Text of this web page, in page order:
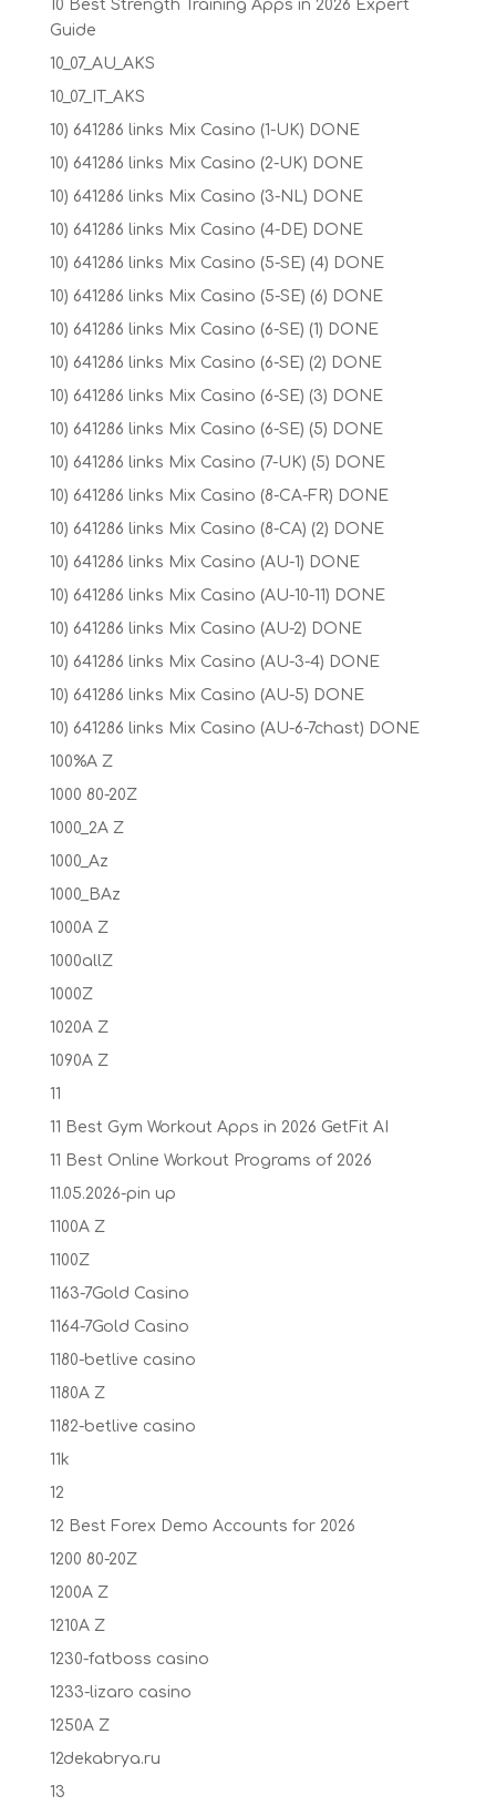
10 Best Strength Training Apps in 2026 Expert
Guide
10_07_AU_AKS
10_07_IT_AKS
10) 641286 links Mix Casino (1-UK) DONE
10) 641286 links Mix Casino (2-UK) DONE
10) 641286 links Mix Casino (3-NL) DONE
10) 641286 links Mix Casino (4-DE) DONE
10) 641286 links Mix Casino (5-SE) (4) DONE
10) 641286 links Mix Casino (5-SE) (6) DONE
10) 641286 links Mix Casino (6-SE) (1) DONE
10) 641286 links Mix Casino (6-SE) (2) DONE
10) 641286 links Mix Casino (6-SE) (3) DONE
10) 641286 links Mix Casino (6-SE) (5) DONE
10) 641286 links Mix Casino (7-UK) (5) DONE
10) 641286 links Mix Casino (8-CA-FR) DONE
10) 641286 links Mix Casino (8-CA) (2) DONE
10) 641286 links Mix Casino (AU-1) DONE
10) 641286 links Mix Casino (AU-10-11) DONE
10) 641286 links Mix Casino (AU-2) DONE
10) 641286 links Mix Casino (AU-3-4) DONE
10) 641286 links Mix Casino (AU-5) DONE
10) 641286 links Mix Casino (AU-6-7chast) DONE
100%A Z
1000 80-20Z
1000_2A Z
1000_Az
1000_BAz
1000A Z
1000allZ
1000Z
1020A Z
1090A Z
11
11 Best Gym Workout Apps in 2026 GetFit AI
11 Best Online Workout Programs of 2026
11.05.2026-pin up
1100A Z
1100Z
1163-7Gold Casino
1164-7Gold Casino
1180-betlive casino
1180A Z
1182-betlive casino
11k
12
12 Best Forex Demo Accounts for 2026
1200 80-20Z
1200A Z
1210A Z
1230-fatboss casino
1233-lizaro casino
1250A Z
12dekabrya.ru
13